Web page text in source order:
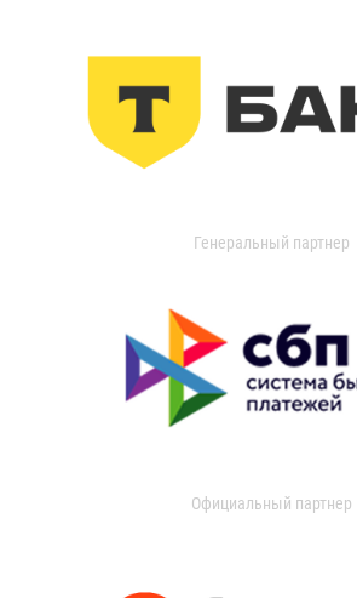
Генеральный партнер
Официальный партнер